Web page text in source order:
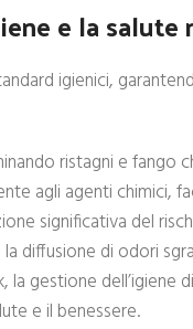
e la
igienici,
ristagni e fango
agli agenti chimici,
significativa del
diffusione di odori
gestione dell’igiene
e il benessere.